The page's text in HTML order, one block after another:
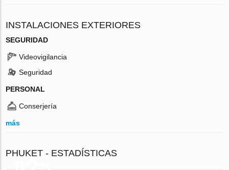
INSTALACIONES EXTERIORES
SEGURIDAD
Videovigilancia
Seguridad
PERSONAL
Conserjería
más
PHUKET - ESTADÍSTICAS